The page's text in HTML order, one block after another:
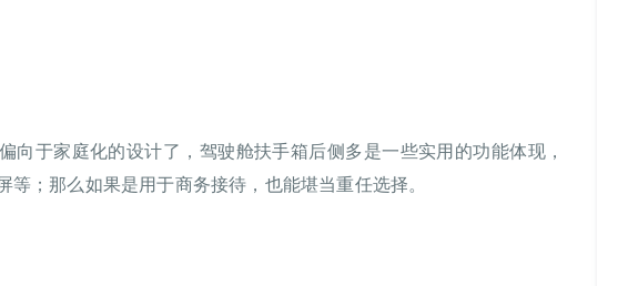
向于家庭化的设计了，驾驶舱扶手箱后侧多是一些实用的功能体现，
；那么如果是用于商务接待，也能堪当重任选择。